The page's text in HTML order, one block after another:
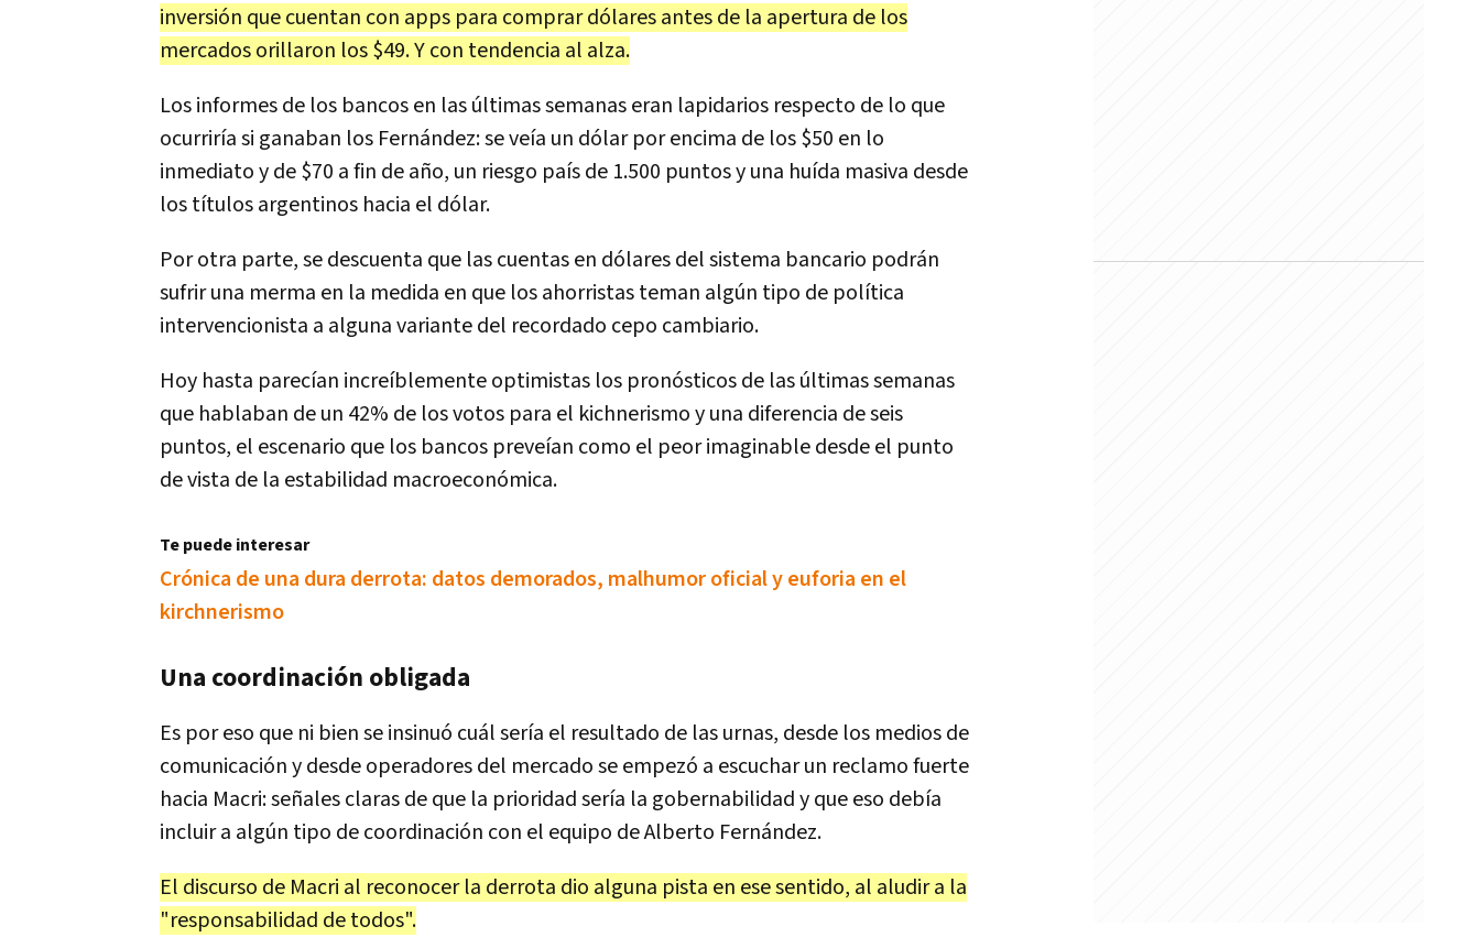
inversión quecuentan con apps para comprardólaresantesde la apertura de los
mercadosorillaron los$49.Ycon tendencia al alza.
Losinformesde los bancosen lasúltimassemanaseran lapidarios respecto de lo que
ocurriríasi ganaban los Fernández:seveía un dólar porencima de los$50 en lo
inmediatoyde$70 afin deaño, un riesgo paísde 1.500 puntosyuna huída masiva desde
lostítulosargentinos hacia el dólar.
Porotra parte,sedescuenta que lascuentasen dólaresdelsistema bancario podrán
sufriruna merma en la medida en que losahorristasteman algún tipo de política
intervencionista a algunavariantedel recordado cepo cambiario.
Hoy hasta parecían increíblementeoptimistas los pronósticosde lasúltimassemanas
que hablaban deun 42% de losvotos para el kichnerismoyuna diferencia deseis
puntos, el escenario que los bancos preveían como el peorimaginabledesdeel punto
devista de la estabilidad macroeconómica.
Te puede interesar
Crónica de una dura derrota: datos demorados, malhumor oficial y euforia en el
kirchnerismo
Una coordinación obligada
Es poreso que ni bienseinsinuó cuálsería el resultado de lasurnas, desde los mediosde
comunicaciónydesdeoperadoresdel mercadoseempezó a escucharun reclamofuerte
hacia Macri:señalesclarasdeque la prioridadsería la gobernabilidadyqueeso debía
incluira algún tipo decoordinación con el equipo deAlberto Fernández.
El discurso de Macri al reconocer la derrota dio alguna pista en esesentido, al aludira la
"responsabilidad detodos".